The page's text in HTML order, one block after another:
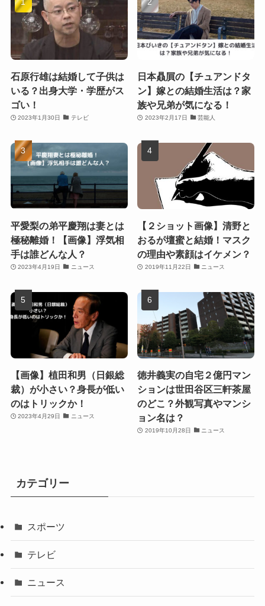
石原行雄は結婚して子供は
いる？出身大学・学歴がス
ゴい！
2023年1月30日 テレビ
日本贔屓の【チュアンドタ
ン】嫁との結婚生活は？家
族や兄弟が気になる！
2023年2月17日 芸能人
平愛梨の弟平慶翔は妻とは
極秘離婚！【画像】浮気相
手は誰どんな人？
2023年4月19日 ニュース
【２ショット画像】清野と
おるが壇蜜と結婚！マスク
の理由や素顔はイケメン？
2019年11月22日 ニュース
【画像】植田和男（日銀総
裁）が小さい？身長が低い
のはトリックか！
2023年4月29日 ニュース
徳井義実の自宅２億円マン
ションは世田谷区三軒茶屋
のどこ？外観写真やマンシ
ョン名は？
2019年10月28日 ニュース
カテゴリー
スポーツ
テレビ
ニュース